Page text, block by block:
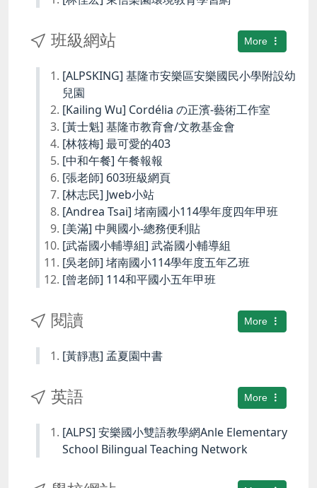
More
班級網站
[ALPSKING] 基隆市安樂區安樂國民小學附設幼
兒園
[Kailing Wu] Cordélia の正濱-藝術工作室
[黃士魁] 基隆市教育會/文教基金會
[林筱梅] 最可愛的403
[中和午餐] 午餐報報
[張老師] 603班級網頁
[林志民] Jweb小站
[Andrea Tsai] 堵南國小114學年度四年甲班
[美滿] 中興國小-總務便利貼
[武崙國小輔導組] 武崙國小輔導組
[吳老師] 堵南國小114學年度五年乙班
[曾老師] 114和平國小五年甲班
More
閱讀
[黃靜惠] 孟夏園中書
More
英語
[ALPS] 安樂國小雙語教學網Anle Elementary
School Bilingual Teaching Network